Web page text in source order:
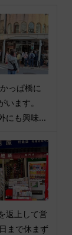
っぱ橋に
います。
にも興味...
返上して営
まで休まず